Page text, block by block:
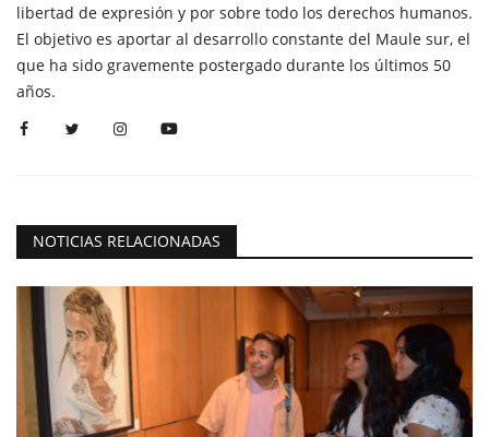
libertad de expresión y por sobre todo los derechos humanos.
El objetivo es aportar al desarrollo constante del Maule sur, el
que ha sido gravemente postergado durante los últimos 50
años.
NOTICIAS RELACIONADAS